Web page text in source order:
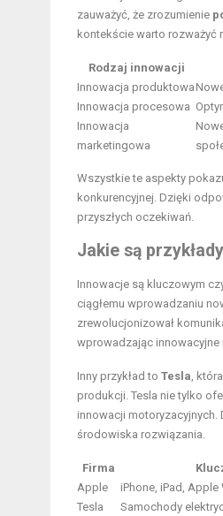
zauważyć, że zrozumienie
kontekście warto rozważyć
Rodzaj innowacji
Innowacja produktowa
Innowacja procesowa
Innowacja
marketingowa
Wszystkie te aspekty
konkurencyjnej. Dzięki
przyszłych oczekiwań.
Jakie są
Innowacje są kluczowym
ciągłemu wprowadzaniu
zrewolucjonizował
wprowadzając innowacyjne
Inny przykład to Tesla ,
produkcji. Tesla nie tylko
innowacji
środowiska rozwiązania.
Firma
Apple
iPhone, iPad, Apple
Tesla
Samochody